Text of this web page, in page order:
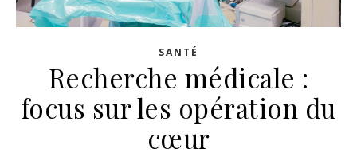
SANTÉ
Recherche médicale :
focus sur les opération du
cœur